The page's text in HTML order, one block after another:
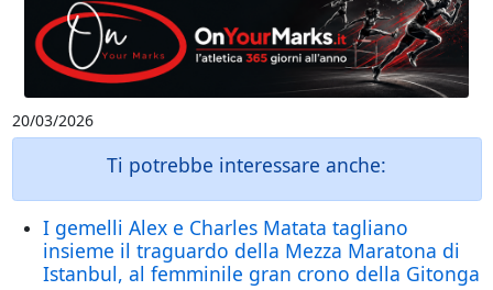
20/03/2026
Ti potrebbe interessare anche:
I gemelli Alex e Charles Matata tagliano
insieme il traguardo della Mezza Maratona di
Istanbul, al femminile gran crono della Gitonga